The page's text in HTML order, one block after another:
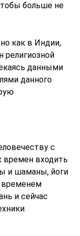
больше не
как в Индии,
религиозной
данными
данного
с
времен входить
и шаманы, йоги
временем
и сейчас